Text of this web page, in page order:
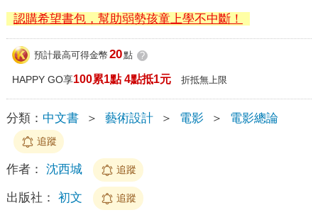
認購希望書包，幫助弱勢孩童上學不中斷！
預計最高可得金幣 20點 ?
HAPPY GO享100累1點 4點抵1元 折抵無上限
分類： 中文書 ＞ 藝術設計 ＞ 電影 ＞ 電影總論
追蹤
作者： 沈西城 追蹤
出版社： 初文 追蹤